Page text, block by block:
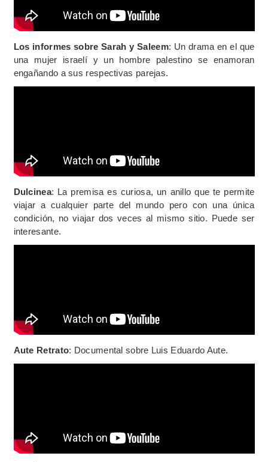
Los informes sobre Sarah y Saleem: Un drama en el que
una mujer israelí y un hombre palestino se enamoran
engañando a sus respectivas parejas.
Dulcinea: La premisa es curiosa, un anillo que te permite
viajar a cualquier parte del mundo pero con una única
condición, no viajar dos veces al mismo sitio. Puede ser
interesante.
Aute Retrato: Documental sobre Luis Eduardo Aute.